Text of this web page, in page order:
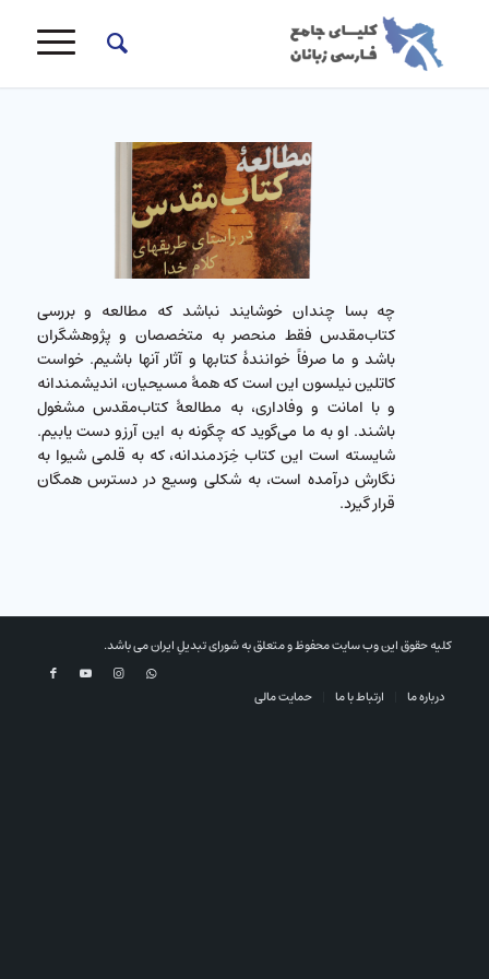
چه بسا چندان خوشایند نباشد که مطالعه و بررسی
کتاب‌مقدس فقط منحصر به متخصصان و پژوهشگران
باشد و ما صرفاً خوانندۀ کتابها و آثار آنها باشیم. خواست
کاتلین نیلسون این است که همۀ مسیحیان، اندیشمندانه
و با امانت و وفاداری، به مطالعۀ کتاب‌مقدس مشغول
باشند. او به ما می‌گوید که چگونه به این آرزو دست یابیم.
شایسته است این کتاب خِرَدمندانه، که به قلمی شیوا به
نگارش درآمده است، به شکلی وسیع در دسترس همگان
قرار گیرد.
کلیه حقوق این وب سایت محفوظ و متعلق به شورای تبدیلِ ایران می باشد.
درباره ما ارتباط با ما حمایت مالی